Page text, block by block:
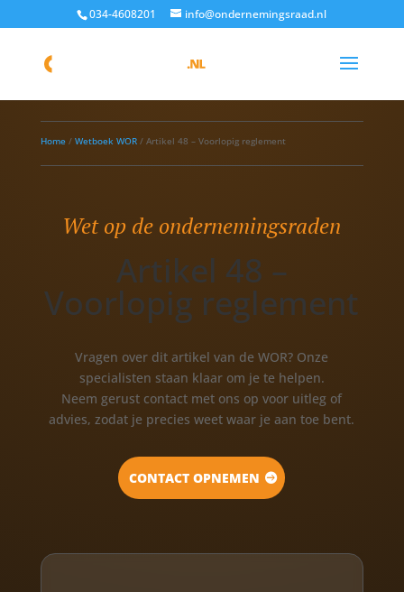
034-4608201 info@ondernemingsraad.nl
Home/ Wetboek WOR/ Artikel 48 – Voorlopig reglement
Wet op de ondernemingsraden
Artikel 48 –
Voorlopig reglement
Vragen over dit artikel van de WOR? Onze
specialisten staan klaar om je te helpen.
Neem gerust contact met ons op voor uitleg of
advies, zodat je precies weet waar je aan toe bent.
CONTACT OPNEMEN